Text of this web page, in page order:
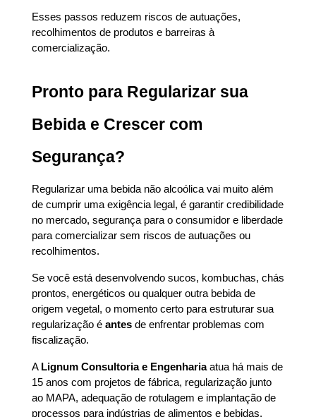
Esses passos reduzem riscos de autuações,
recolhimentos de produtos e barreiras à
comercialização.
Pronto para Regularizar sua
Bebida e Crescer com
Segurança?
Regularizar uma bebida não alcoólica vai muito além
de cumprir uma exigência legal, é garantir credibilidade
no mercado, segurança para o consumidor e liberdade
para comercializar sem riscos de autuações ou
recolhimentos.
Se você está desenvolvendo sucos, kombuchas, chás
prontos, energéticos ou qualquer outra bebida de
origem vegetal, o momento certo para estruturar sua
regularização é antes de enfrentar problemas com
fiscalização.
A Lignum Consultoria e Engenharia atua há mais de
15 anos com projetos de fábrica, regularização junto
ao MAPA, adequação de rotulagem e implantação de
processos para indústrias de alimentos e bebidas.